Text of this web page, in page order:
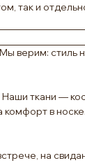
так и
верим: стиль
Наши ткани —
комфорт в
на